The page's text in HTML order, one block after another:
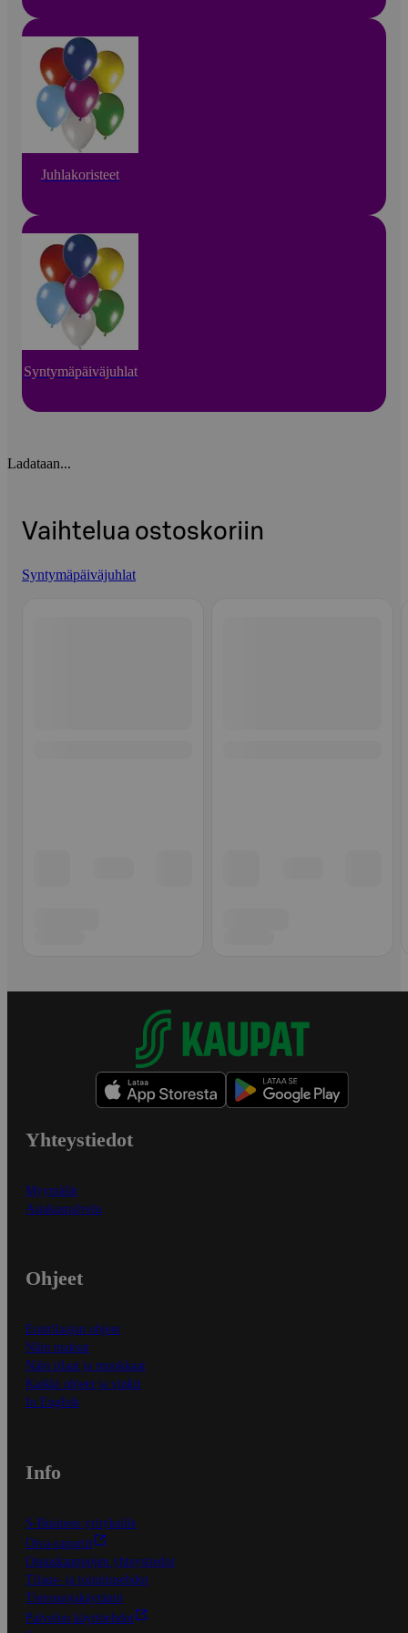
Juhlakoristeet
Syntymäpäiväjuhlat
Ladataan...
Vaihtelua ostoskoriin
Syntymäpäiväjuhlat
Yhteystiedot
Myymälät
Asiakaspalvelu
Ohjeet
Ensitilaajan ohjeet
Näin maksat
Näin tilaat ja muokkaat
Kaikki ohjeet ja vinkit
In English
Info
S-Business yrityksille
Oiva-raportit
Osuuskauppojen yhteystiedot
Tilaus- ja toimitusehdot
Tietosuojakäytäntö
Palvelun käyttöehdot